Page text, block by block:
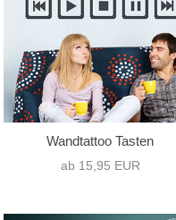
Wandtattoo Tasten
ab 15,95 EUR